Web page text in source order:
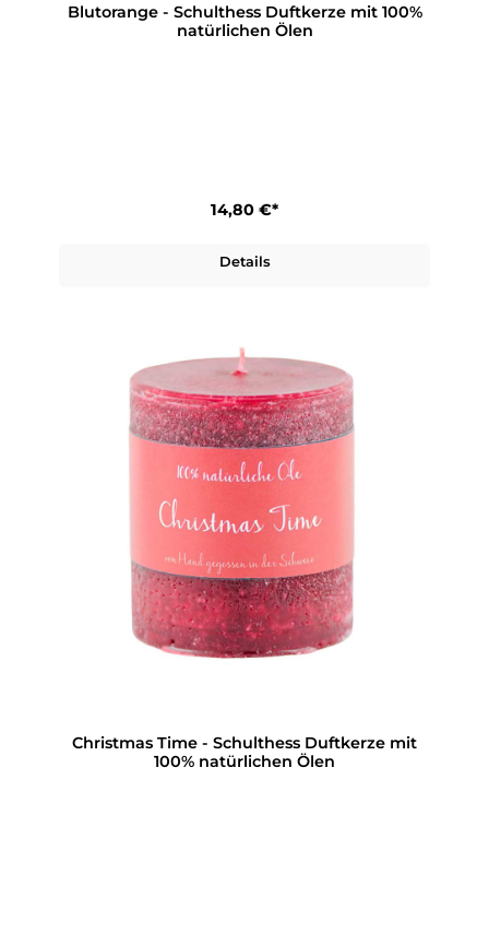
Blutorange - Schulthess Duftkerze mit 100%
natürlichen Ölen
14,80 €*
Details
Christmas Time - Schulthess Duftkerze mit
100% natürlichen Ölen